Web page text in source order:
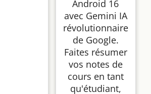
Android 16
avec Gemini IA
révolutionnaire
de Google.
Faites résumer
vos notes de
cours en tant
qu'étudiant,